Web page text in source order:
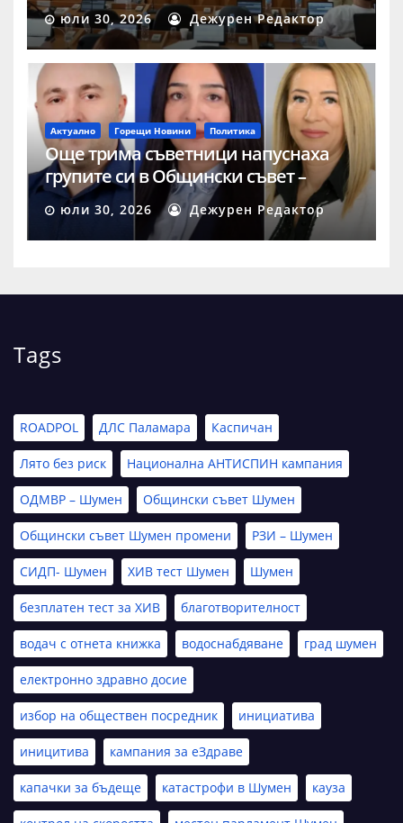
юли 30, 2026 Дежурен Редактор
Актуално Горещи Новини Политика
Още трима съветници напуснаха
групите си в Общински съвет –
Шумен
юли 30, 2026 Дежурен Редактор
Tags
ROADPOL ДЛС Паламара Каспичан
Лято без риск Национална АНТИСПИН кампания
ОДМВР – Шумен Общински съвет Шумен
Общински съвет Шумен промени РЗИ – Шумен
СИДП- Шумен ХИВ тест Шумен Шумен
безплатен тест за ХИВ благотворителност
водач с отнета книжка водоснабдяване град шумен
електронно здравно досие
избор на обществен посредник инициатива
иницитива кампания за еЗдраве
капачки за бъдеще катастрофи в Шумен кауза